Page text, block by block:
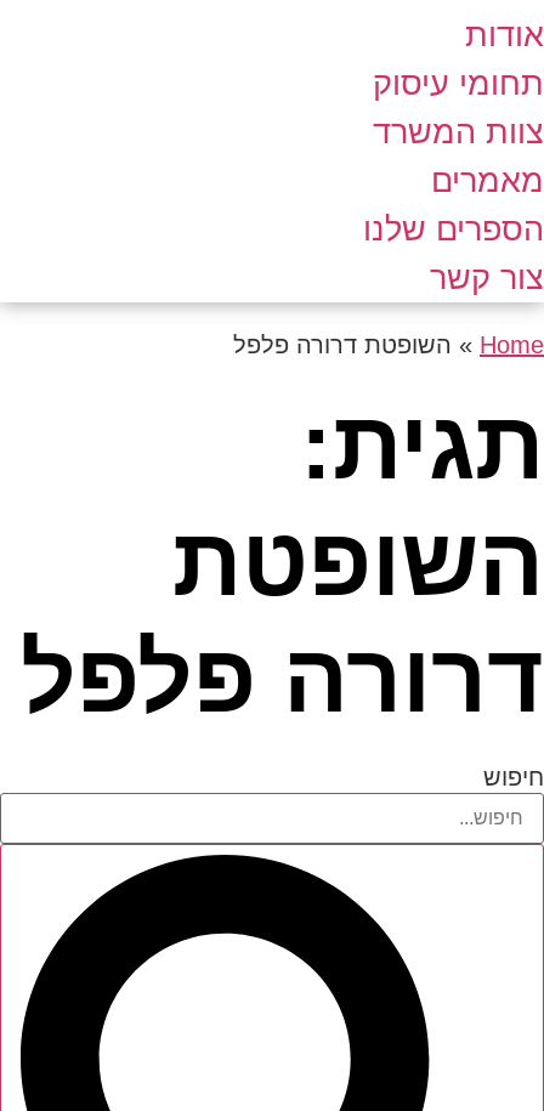
אודות
תחומי עיסוק
צוות המשרד
מאמרים
הספרים שלנו
צור קשר
Home
» השופטת דרורה פלפל
תגית:
השופטת
דרורה פלפל
חיפוש